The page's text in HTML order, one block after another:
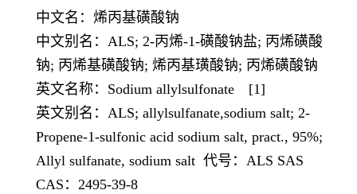
中文名：烯丙基磺酸钠
中文别名： ALS; 2-丙烯-1-磺酸钠盐; 丙烯磺酸
钠; 丙烯基磺酸钠; 烯丙基璜酸钠; 丙烯磺酸钠
英文名称： Sodium allylsulfonate [1]
英文别名： ALS; allylsulfanate,sodium salt; 2-
Propene-1-sulfonic acid sodium salt, pract., 95%;
Allyl sulfanate, sodium salt 代号：ALS SAS
CAS：2495-39-8